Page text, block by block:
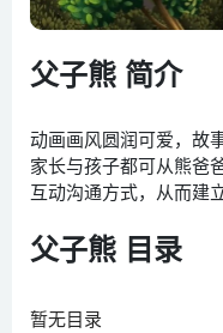
父子熊 简介
动画画风圆润可爱，故
家长与孩子都可从熊爸
互动沟通方式，从而建
父子熊 目录
暂无目录